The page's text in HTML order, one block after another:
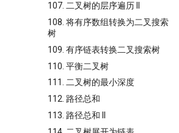
107. 二叉树的层序遍历 II
108. 将有序数组转换为二叉搜索
树
109. 有序链表转换二叉搜索树
110. 平衡二叉树
111. 二叉树的最小深度
112. 路径总和
113. 路径总和 II